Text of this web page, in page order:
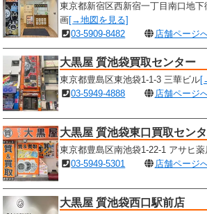
東京都新宿区西新宿一丁目南口地
画[→地図を見る]
03-5909-8482
店舗ページ
大黒屋 質池袋買取センター
東京都豊島区東池袋1-1-3 三華ビル
03-5949-4888
店舗ページ
大黒屋 質池袋東口買取セン
東京都豊島区南池袋1-22-1 アサヒ
03-5949-5301
店舗ページ
大黒屋 質池袋西口駅前店